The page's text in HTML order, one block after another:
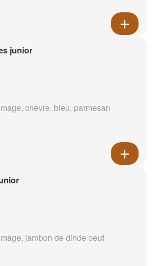
junior
chèvre, bleu, parmesan
jambon de dinde oeuf